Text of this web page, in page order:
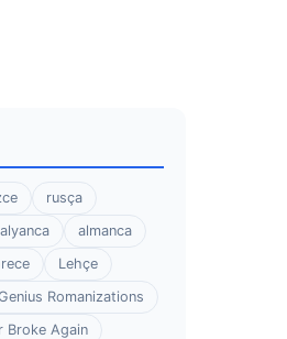
rusça
almanca
Lehçe
Romanizations
Broke Again